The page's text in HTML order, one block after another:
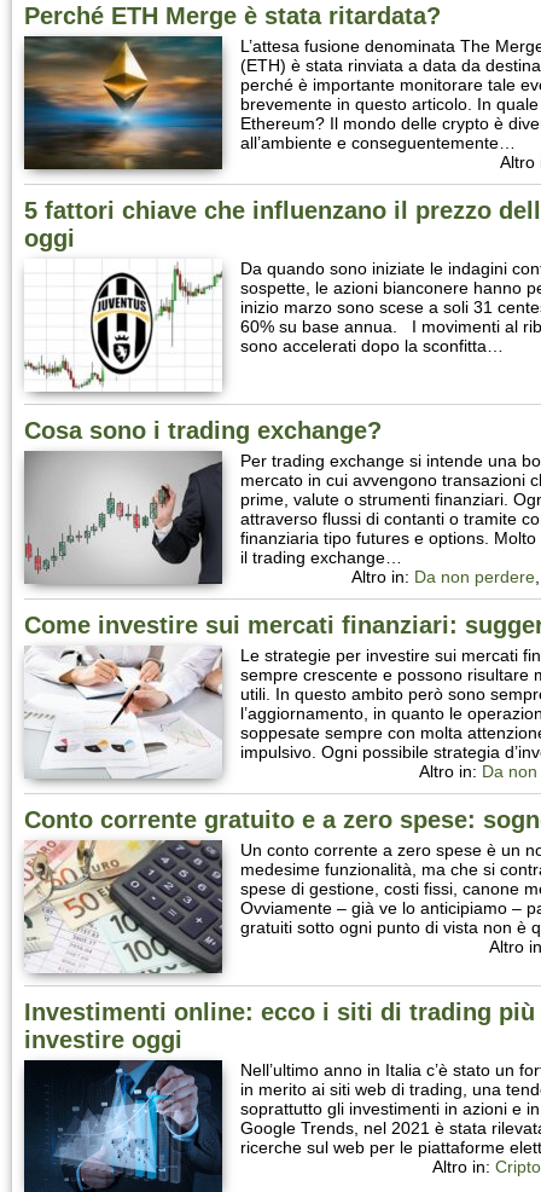
Perché ETH Merge è stata ritardata?
L’attesa fusione denominata The
(ETH) è stata rinviata a data da
perché è importante monitorare tale
brevemente in questo articolo. In
Ethereum? Il mondo delle crypto è
all’ambiente e conseguentemente…
5 fattori chiave che influenzano il prezzo
oggi
Da quando sono iniziate le indagini
sospette, le azioni bianconere hanno
inizio marzo sono scese a soli 31
60% su base annua. I movimenti al
sono accelerati dopo la sconfitta…
Cosa sono i trading exchange?
Per trading exchange si intende una
mercato in cui avvengono transazioni
prime, valute o strumenti finanziari.
attraverso flussi di contanti o tramite
finanziaria tipo futures e options.
il trading exchange…
Altro in: Da non perdere
Come investire sui mercati finanziari:
Le strategie per investire sui mercati
sempre crescente e possono risultare
utili. In questo ambito però sono
l’aggiornamento, in quanto le
soppesate sempre con molta
impulsivo. Ogni possibile strategia
Altro in: Da
Conto corrente gratuito e a zero spese:
Un conto corrente a zero spese è un
medesime funzionalità, ma che si
spese di gestione, costi fissi, canone
Ovviamente – già ve lo anticipiamo –
gratuiti sotto ogni punto di vista non è
Altro
Investimenti online: ecco i siti di trading
investire oggi
Nell’ultimo anno in Italia c’è stato un
in merito ai siti web di trading, una
soprattutto gli investimenti in azioni e
Google Trends, nel 2021 è stata
ricerche sul web per le piattaforme
Altro in: